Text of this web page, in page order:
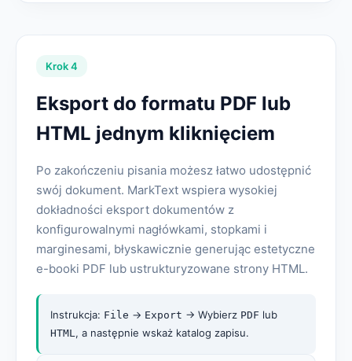
Krok 4
Eksport do formatu PDF lub
HTML jednym kliknięciem
Po zakończeniu pisania możesz łatwo udostępnić
swój dokument. MarkText wspiera wysokiej
dokładności eksport dokumentów z
konfigurowalnymi nagłówkami, stopkami i
marginesami, błyskawicznie generując estetyczne
e-booki PDF lub ustrukturyzowane strony HTML.
Instrukcja: File -> Export -> Wybierz PDF lub
HTML, a następnie wskaż katalog zapisu.